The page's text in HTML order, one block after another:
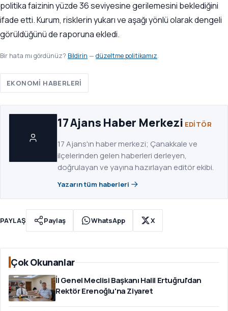
politika faizinin yüzde 36 seviyesine gerilemesini beklediğini
ifade etti. Kurum, risklerin yukarı ve aşağı yönlü olarak dengeli
görüldüğünü de raporuna ekledi.
Bir hata mı gördünüz? Bildirin — düzeltme politikamız.
EKONOMI HABERLERI
17 Ajans Haber Merkezi EDITÖR
17 Ajans'ın haber merkezi; Çanakkale ve
ilçelerinden gelen haberleri derleyen,
doğrulayan ve yayına hazırlayan editör ekibi.
Yazarın tüm haberleri
PAYLAŞ Paylaş WhatsApp X
Çok Okunanlar
İl Genel Meclisi Başkanı Halil Ertuğrul'dan
Rektör Erenoğlu'na Ziyaret